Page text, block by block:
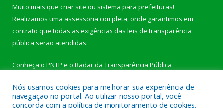
Muito mais que criar site ou sistema para prefeituras!
Realizamos uma assessoria completa, onde garantimos em
contrato que todas as exigências das leis de transparência
pública serão atendidas.
Conheça o PNTP e o Radar da Transparência Pública
Nós usamos cookies para melhorar sua experiência de
navegação no portal. Ao utilizar nosso portal, você
concorda com a política de monitoramento de cookies.